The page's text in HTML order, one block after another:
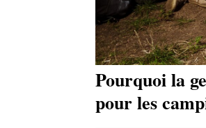
Pourquoi la
pour les